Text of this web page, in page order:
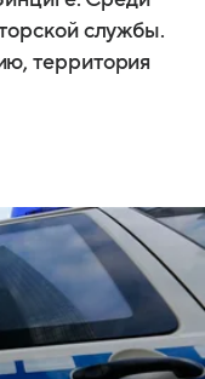
службы.
территория